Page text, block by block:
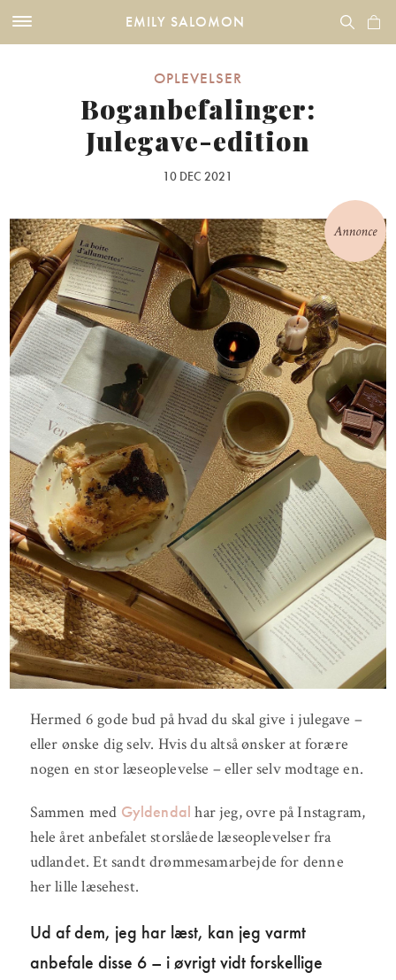
EMILY SALOMON
OPLEVELSER
Boganbefalinger:
Julegave-edition
10 DEC 2021
Hermed 6 gode bud på hvad du skal give i julegave –
eller ønske dig selv. Hvis du altså ønsker at forære
nogen en stor læseoplevelse – eller selv modtage en.
Sammen med Gyldendal har jeg, ovre på Instagram,
hele året anbefalet storslåede læseoplevelser fra
udlandet. Et sandt drømmesamarbejde for denne
her lille læsehest.
Ud af dem, jeg har læst, kan jeg varmt
anbefale disse 6 – i øvrigt vidt forskellige